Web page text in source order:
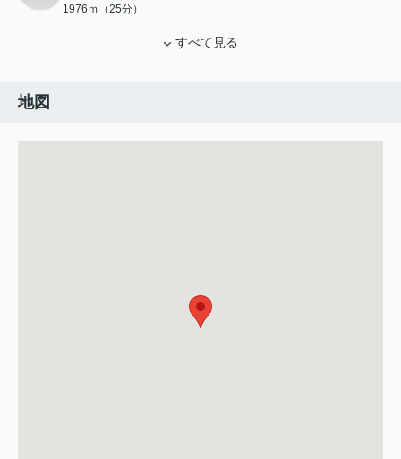
1976ｍ（25分）
すべて見る
地図